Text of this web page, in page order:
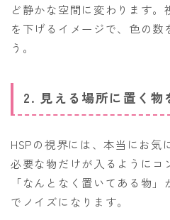
ど静かな空間に変わります
を下げるイメージで、色の数
う。
2. 見える場所に置く物
HSPの視界には、本当にお気
必要な物だけが入るようにコ
「なんとなく置いてある物
でノイズになります。